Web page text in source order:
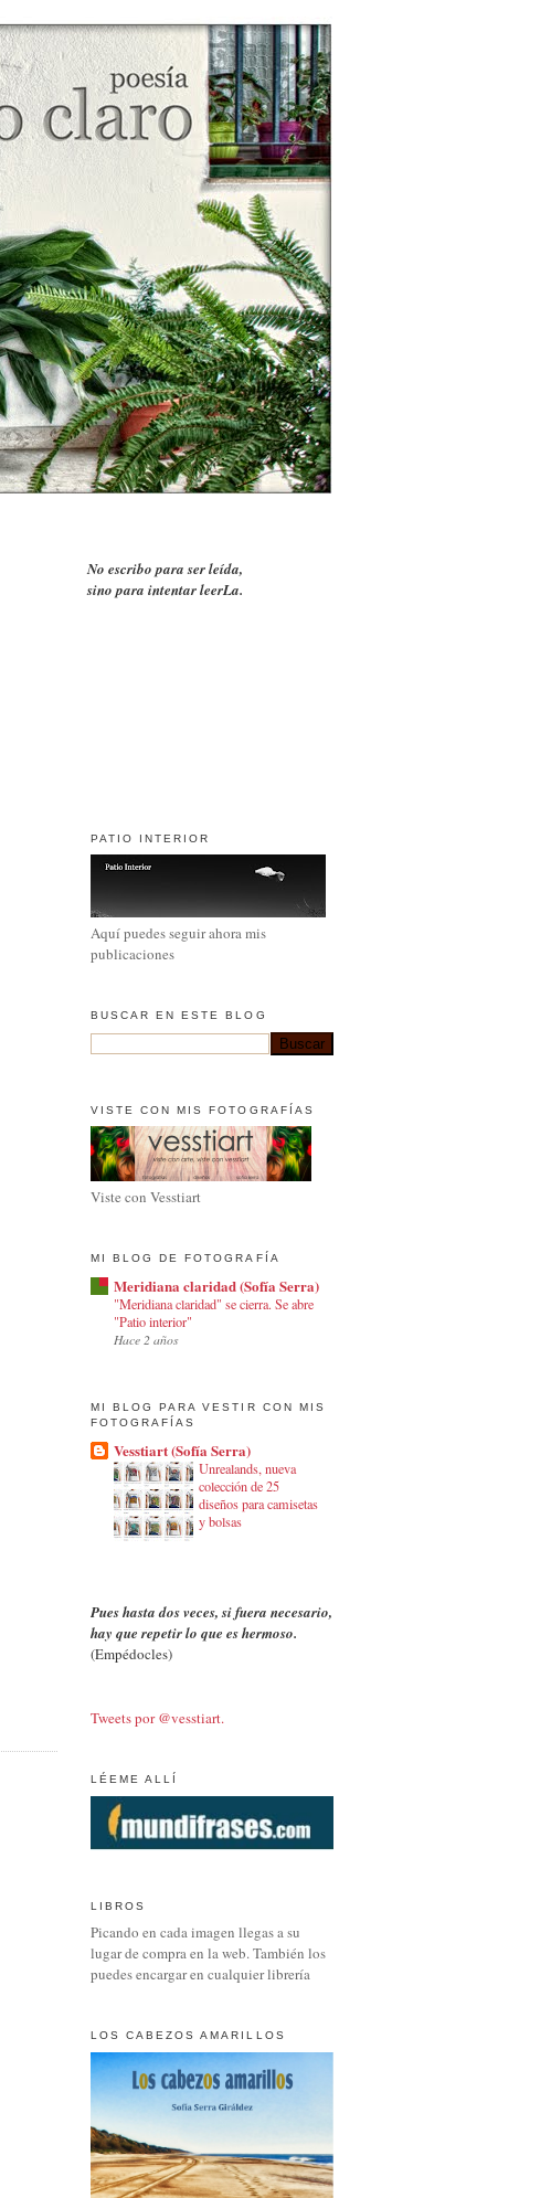
No escribo para ser leída,
sino para intentar leerLa.
PATIO INTERIOR
Aquí puedes seguir ahora mis
publicaciones
BUSCAR EN ESTE BLOG
VISTE CON MIS FOTOGRAFÍAS
Viste con Vesstiart
MI BLOG DE FOTOGRAFÍA
Meridiana claridad (Sofía Serra)
"Meridiana claridad" se cierra. Se abre
"Patio interior"
Hace 2 años
MI BLOG PARA VESTIR CON MIS
FOTOGRAFÍAS
Vesstiart (Sofía Serra)
Unrealands, nueva
colección de 25
diseños para camisetas
y bolsas
Pues hasta dos veces, si fuera necesario,
hay que repetir lo que es hermoso.
(Empédocles)
Tweets por @vesstiart.
LÉEME ALLÍ
LIBROS
Picando en cada imagen llegas a su
lugar de compra en la web. También los
puedes encargar en cualquier librería
LOS CABEZOS AMARILLOS